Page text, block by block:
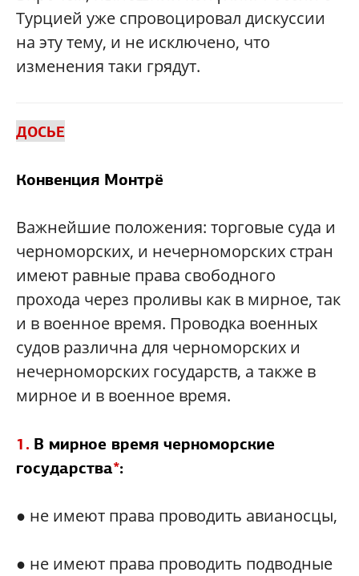
Турцией уже спровоцировал дискуссии
на эту тему, и не исключено, что
изменения таки грядут.
ДОСЬЕ
Конвенция Монтрё
Важнейшие положения: торговые суда и
черноморских, и нечерноморских стран
имеют равные права свободного
прохода через проливы как в мирное, так
и в военное время. Проводка военных
судов различна для черноморских и
нечерноморских государств, а также в
мирное и в военное время.
1. В мирное время черноморские
государства*:
● не имеют права проводить авианосцы,
● не имеют права проводить подводные